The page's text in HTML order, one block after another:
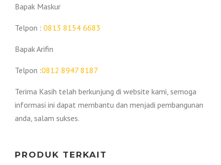
Bapak Maskur
Telpon : 0813 8154 6683
Bapak Arifin
Telpon :0812 8947 8187
Terima Kasih telah berkunjung di website kami, semoga
informasi ini dapat membantu dan menjadi pembangunan
anda, salam sukses.
PRODUK TERKAIT